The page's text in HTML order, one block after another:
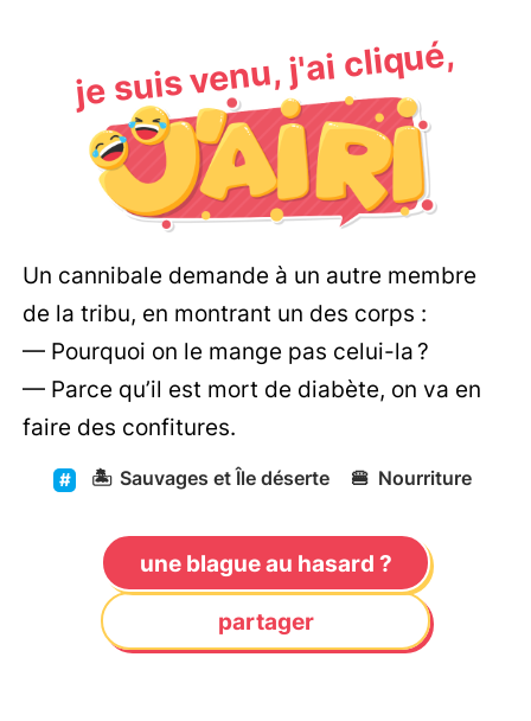
je suis venu, j'ai cliqué,
Un cannibale demande à un autre membre
de la tribu, en montrant un des corps :
— Pourquoi on le mange pas celui-la ?
— Parce qu’il est mort de diabète, on va en
faire des confitures.
🏝️ Sauvages et Île déserte 🍔 Nourriture
une blague au hasard ?
partager